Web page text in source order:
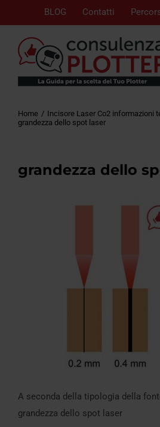
BLOG Contatti
Home
Incisore Laser Co2 informazioni
grandezza dello spot laser
grandezza dello
A seconda della tipologia della
grandezza dello spot laser